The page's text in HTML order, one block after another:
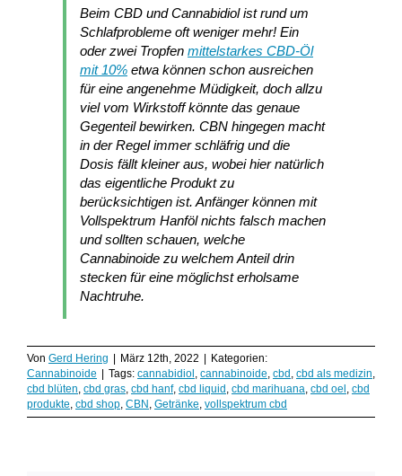
Beim CBD und Cannabidiol ist rund um
Schlafprobleme oft weniger mehr! Ein
oder zwei Tropfen mittelstarkes CBD-Öl
mit 10% etwa können schon ausreichen
für eine angenehme Müdigkeit, doch allzu
viel vom Wirkstoff könnte das genaue
Gegenteil bewirken. CBN hingegen macht
in der Regel immer schläfrig und die
Dosis fällt kleiner aus, wobei hier natürlich
das eigentliche Produkt zu
berücksichtigen ist. Anfänger können mit
Vollspektrum Hanföl nichts falsch machen
und sollten schauen, welche
Cannabinoide zu welchem Anteil drin
stecken für eine möglichst erholsame
Nachtruhe.
Von Gerd Hering März 12th, 2022
Kategorien:
Cannabinoide
Tags: cannabidiol , cannabinoide, cbd , cbd als medizin,
cbd blüten, cbd gras, cbd hanf, cbd liquid , cbd marihuana, cbd oel , cbd
produkte, cbd shop, CBN , Getränke, vollspektrum cbd